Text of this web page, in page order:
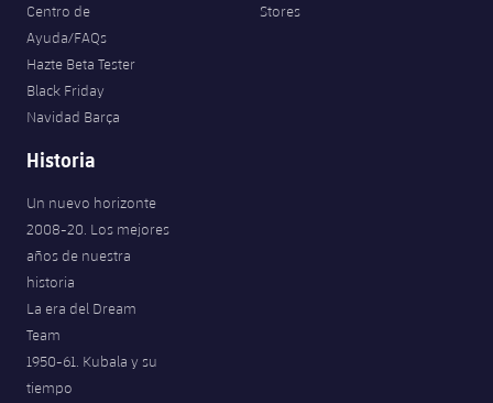
Centro de
Ayuda/FAQs
Hazte Beta Tester
Black Friday
Navidad Barça
Stores
Historia
Un nuevo horizonte
2008-20. Los mejores
años de nuestra
historia
La era del Dream
Team
1950-61. Kubala y su
tiempo